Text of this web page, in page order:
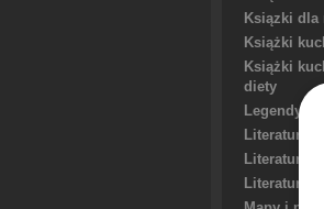
Ksiązki dla
Książki
Książki
diety
Legendy,
Literatura
Literatura
Literatura